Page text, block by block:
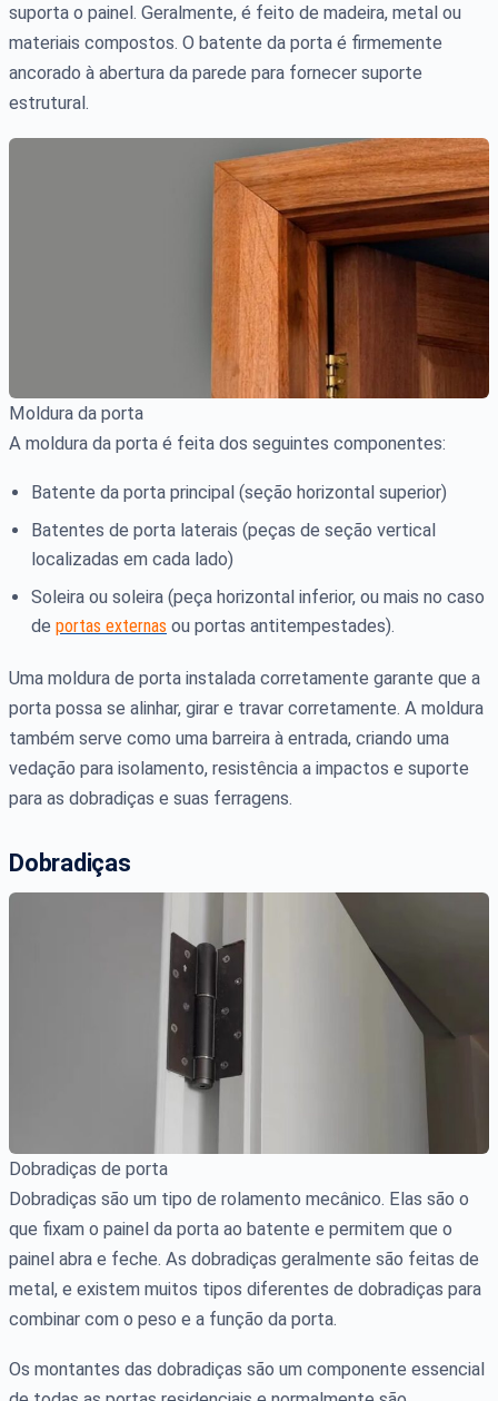
suporta o painel. Geralmente, é feito de madeira, metal ou
materiais compostos. O batente da porta é firmemente
ancorado à abertura da parede para fornecer suporte
estrutural.
Moldura da porta
A moldura da porta é feita dos seguintes componentes:
Batente da porta principal (seção horizontal superior)
Batentes de porta laterais (peças de seção vertical
localizadas em cada lado)
Soleira ou soleira (peça horizontal inferior, ou mais no caso
de portas externas ou portas antitempestades).
Uma moldura de porta instalada corretamente garante que a
porta possa se alinhar, girar e travar corretamente. A moldura
também serve como uma barreira à entrada, criando uma
vedação para isolamento, resistência a impactos e suporte
para as dobradiças e suas ferragens.
Dobradiças
Dobradiças de porta
Dobradiças são um tipo de rolamento mecânico. Elas são o
que fixam o painel da porta ao batente e permitem que o
painel abra e feche. As dobradiças geralmente são feitas de
metal, e existem muitos tipos diferentes de dobradiças para
combinar com o peso e a função da porta.
Os montantes das dobradiças são um componente essencial